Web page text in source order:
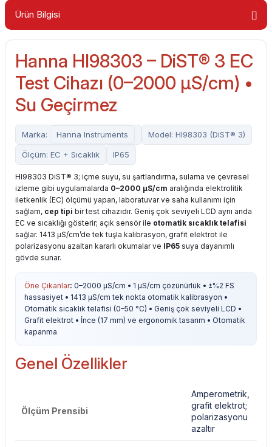
Ürün Bilgisi
Hanna HI98303 – DiST® 3 EC
Test Cihazı (0–2000 µS/cm) •
Su Geçirmez
Marka: Hanna Instruments Model: HI98303 (DiST® 3)
Ölçüm: EC + Sıcaklık IP65
HI98303 DiST® 3; içme suyu, su şartlandırma, sulama ve çevresel
izleme gibi uygulamalarda 0–2000 µS/cm aralığında elektrolitik
iletkenlik (EC) ölçümü yapan, laboratuvar ve saha kullanımı için
sağlam, cep tipi bir test cihazıdır. Geniş çok seviyeli LCD aynı anda
EC ve sıcaklığı gösterir; açık sensör ile otomatik sıcaklık telafisi
sağlar. 1413 µS/cm’de tek tuşla kalibrasyon, grafit elektrot ile
polarizasyonu azaltan kararlı okumalar ve IP65 suya dayanımlı
gövde sunar.
Öne Çıkanlar: 0–2000 µS/cm • 1 µS/cm çözünürlük • ±%2 FS
hassasiyet • 1413 µS/cm tek nokta otomatik kalibrasyon •
Otomatik sıcaklık telafisi (0–50 °C) • Geniş çok seviyeli LCD •
Grafit elektrot • İnce (17 mm) ve ergonomik tasarım • Otomatik
kapanma
Genel Özellikler
Ölçüm Prensibi
Amperometrik,
grafit elektrot;
polarizasyonu
azaltır